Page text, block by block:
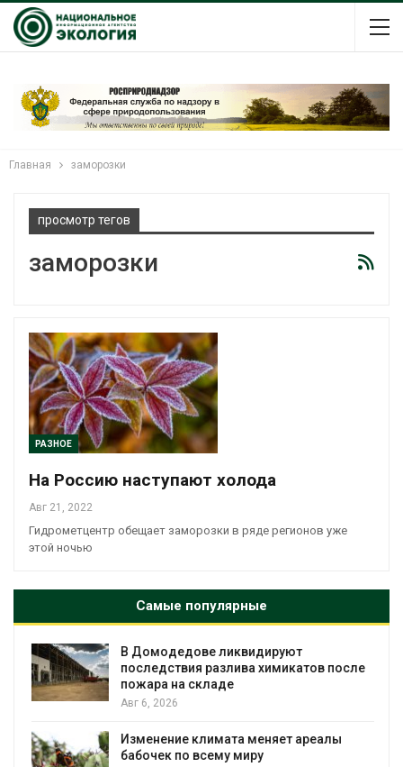
Главная заморозки
просмотр тегов
заморозки
РАЗНОЕ
На Россию наступают холода
Авг 21, 2022
Гидрометцентр обещает заморозки в ряде регионов уже
этой ночью
Самые популярные
В Домодедове ликвидируют
последствия разлива химикатов после
пожара на складе
Авг 6, 2026
Изменение климата меняет ареалы
бабочек по всему миру